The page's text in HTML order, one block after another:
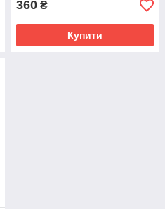
360 ₴
Купити